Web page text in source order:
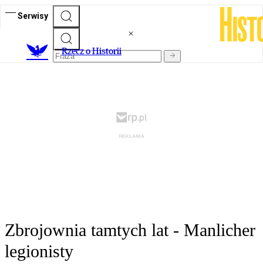
Serwisy
Rzecz o Historii
Zbrojownia tamtych lat - Manlicher
legionisty